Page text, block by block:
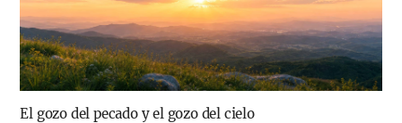
El gozo del pecado y el gozo del cielo